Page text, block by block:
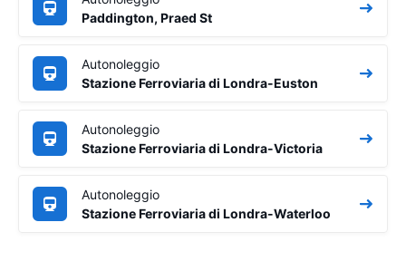
Paddington, Praed St
Autonoleggio
Stazione Ferroviaria di Londra-Euston
Autonoleggio
Stazione Ferroviaria di Londra-Victoria
Autonoleggio
Stazione Ferroviaria di Londra-Waterloo